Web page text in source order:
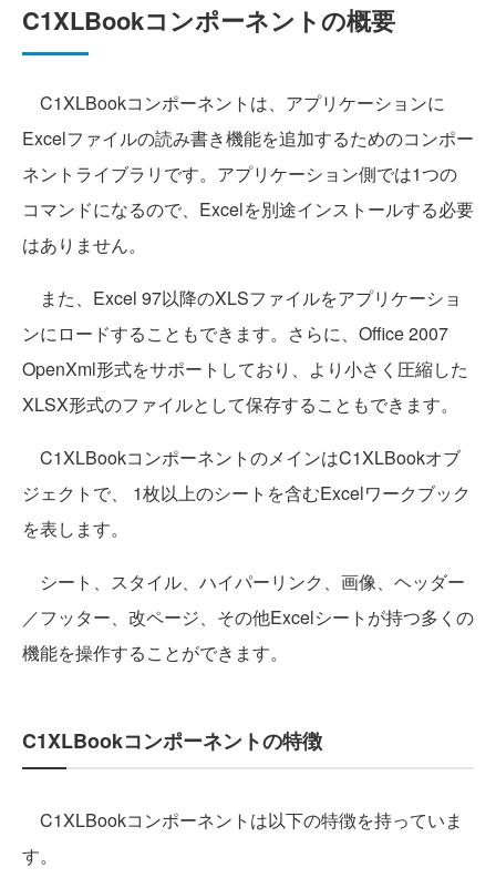
C1XLBookコンポーネントの概要
C1XLBookコンポーネントは、アプリケーションに
Excelファイルの読み書き機能を追加するためのコンポー
ネントライブラリです。アプリケーション側では1つの
コマンドになるので、Excelを別途インストールする必要
はありません。
また、Excel 97以降のXLSファイルをアプリケーショ
ンにロードすることもできます。さらに、Office 2007
OpenXml形式をサポートしており、より小さく圧縮した
XLSX形式のファイルとして保存することもできます。
C1XLBookコンポーネントのメインはC1XLBookオブ
ジェクトで、 1枚以上のシートを含むExcelワークブック
を表します。
シート、スタイル、ハイパーリンク、画像、ヘッダー
／フッター、改ページ、その他Excelシートが持つ多くの
機能を操作することができます。
C1XLBookコンポーネントの特徴
C1XLBookコンポーネントは以下の特徴を持っていま
す。